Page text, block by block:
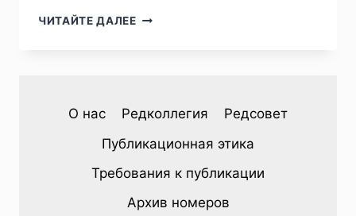
ЧИТАЙТЕ ДАЛЕЕПИЖ
Д.
ДЕВИАЦИИ
В
ПРОЦЕССЕ
ПРОВЕДЕНИЯ
О нас Редколлегия
Редсовет
Публикационная этика
Требования к публикации
Архив номеров